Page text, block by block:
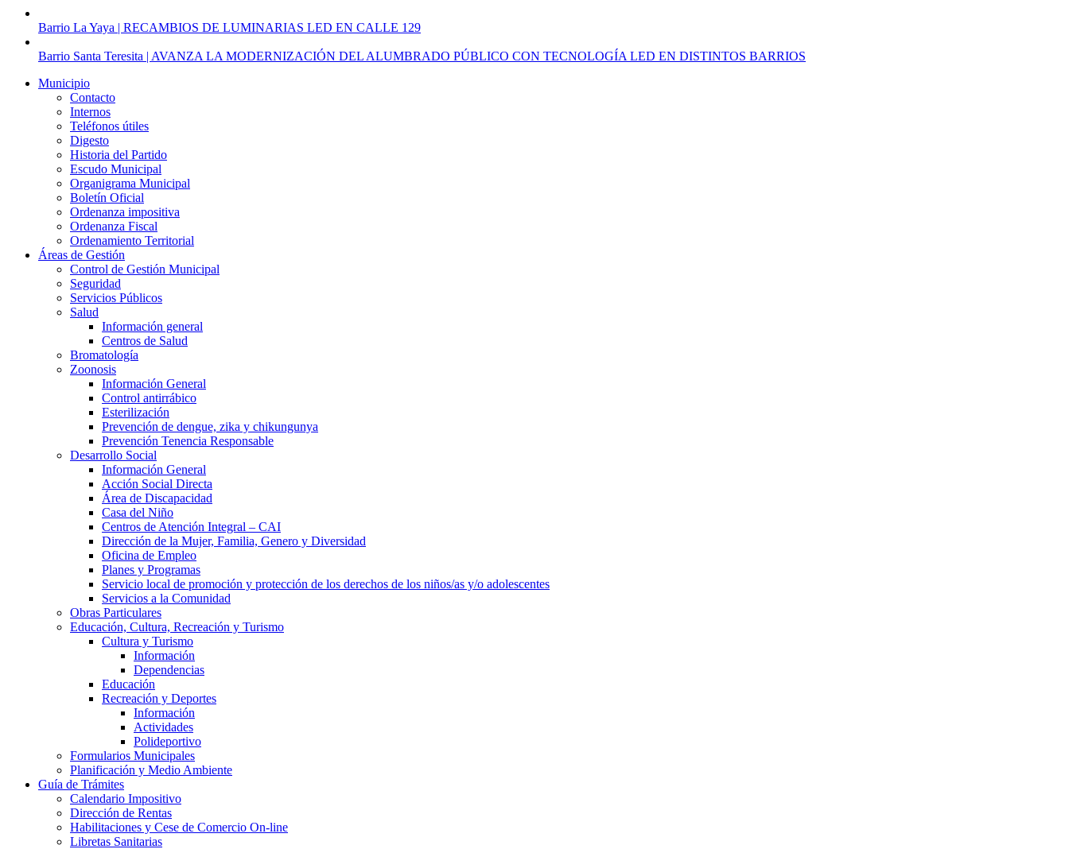
Barrio La Yaya | RECAMBIOS DE LUMINARIAS LED EN CALLE 129
Barrio Santa Teresita | AVANZA LA MODERNIZACIÓN DEL ALUMBRADO PÚBLICO CON TECNOLOGÍA LED EN DISTINTOS BARRIOS
Municipio
Contacto
Internos
Teléfonos útiles
Digesto
Historia del Partido
Escudo Municipal
Organigrama Municipal
Boletín Oficial
Ordenanza impositiva
Ordenanza Fiscal
Ordenamiento Territorial
Áreas de Gestión
Control de Gestión Municipal
Seguridad
Servicios Públicos
Salud
Información general
Centros de Salud
Bromatología
Zoonosis
Información General
Control antirrábico
Esterilización
Prevención de dengue, zika y chikungunya
Prevención Tenencia Responsable
Desarrollo Social
Información General
Acción Social Directa
Área de Discapacidad
Casa del Niño
Centros de Atención Integral – CAI
Dirección de la Mujer, Familia, Genero y Diversidad
Oficina de Empleo
Planes y Programas
Servicio local de promoción y protección de los derechos de los niños/as y/o adolescentes
Servicios a la Comunidad
Obras Particulares
Educación, Cultura, Recreación y Turismo
Cultura y Turismo
Información
Dependencias
Educación
Recreación y Deportes
Información
Actividades
Polideportivo
Formularios Municipales
Planificación y Medio Ambiente
Guía de Trámites
Calendario Impositivo
Dirección de Rentas
Habilitaciones y Cese de Comercio On-line
Libretas Sanitarias